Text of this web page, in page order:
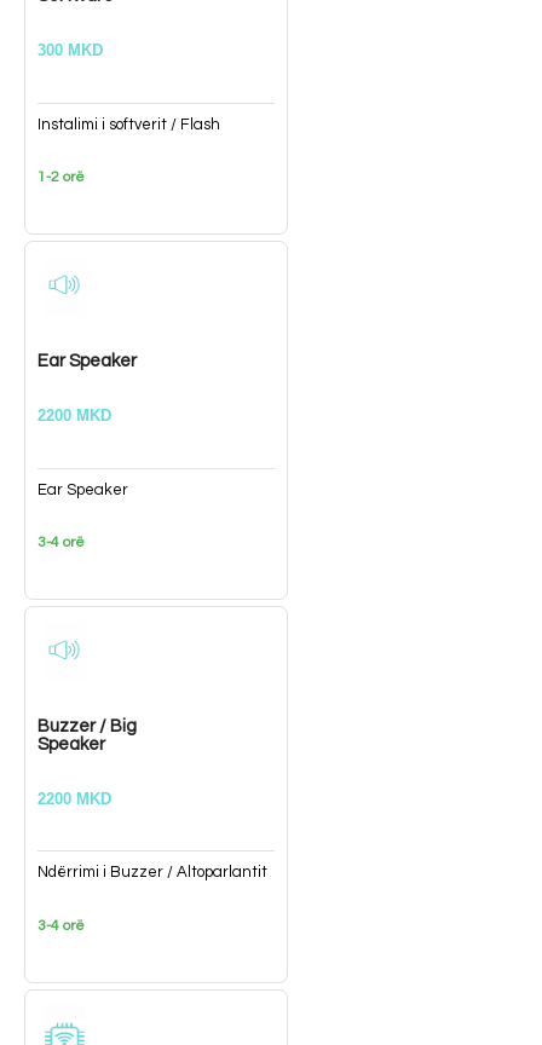
300 MKD
Instalimi i softverit / Flash
1-2 orë
Ear Speaker
2200 MKD
Ear Speaker
3-4 orë
Buzzer / Big
Speaker
2200 MKD
Ndërrimi i Buzzer / Altoparlantit
3-4 orë